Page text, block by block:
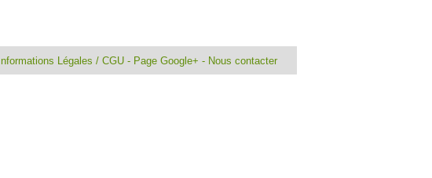
Informations Légales / CGU - Page Google+ - Nous contacter